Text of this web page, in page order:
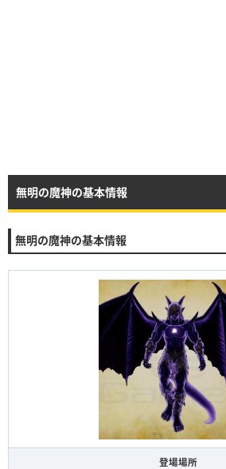
無明の魔神の基本情報
無明の魔神の基本情報
登場場所